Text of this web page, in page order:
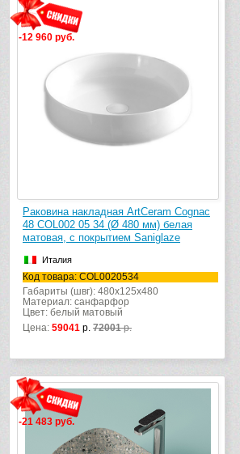
-12 960 руб.
Раковина накладная ArtCeram Cognac
48 COL002 05 34 (Ø 480 мм) белая
матовая, с покрытием Saniglaze
Италия
Код товара: COL0020534
Габариты (швг): 480x125x480
Материал: санфарфор
Цвет: белый матовый
Цена: 59041 р. 72001р.
-21 483 руб.